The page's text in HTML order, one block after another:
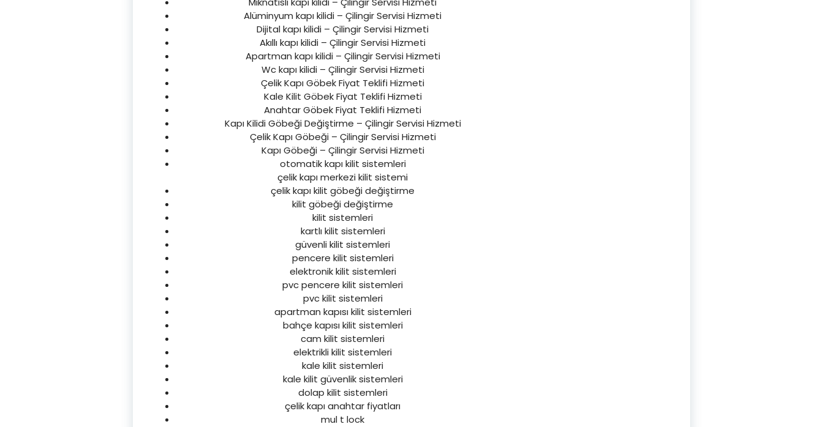
Alüminyum kapı kilidi – Çilingir Servisi Hizmeti
Dijital kapı kilidi – Çilingir Servisi Hizmeti
Akıllı kapı kilidi – Çilingir Servisi Hizmeti
Apartman kapı kilidi – Çilingir Servisi Hizmeti
Wc kapı kilidi – Çilingir Servisi Hizmeti
Çelik Kapı Göbek Fiyat Teklifi Hizmeti
Kale Kilit Göbek Fiyat Teklifi Hizmeti
Anahtar Göbek Fiyat Teklifi Hizmeti
Kapı Kilidi Göbeği Değiştirme – Çilingir Servisi Hizmeti
Çelik Kapı Göbeği – Çilingir Servisi Hizmeti
Kapı Göbeği – Çilingir Servisi Hizmeti
otomatik kapı kilit sistemleri
çelik kapı merkezi kilit sistemi
çelik kapı kilit göbeği değiştirme
kilit göbeği değiştirme
kilit sistemleri
kartlı kilit sistemleri
güvenli kilit sistemleri
pencere kilit sistemleri
elektronik kilit sistemleri
pvc pencere kilit sistemleri
pvc kilit sistemleri
apartman kapısı kilit sistemleri
bahçe kapısı kilit sistemleri
cam kilit sistemleri
elektrikli kilit sistemleri
kale kilit sistemleri
kale kilit güvenlik sistemleri
dolap kilit sistemleri
çelik kapı anahtar fiyatları
mul t lock